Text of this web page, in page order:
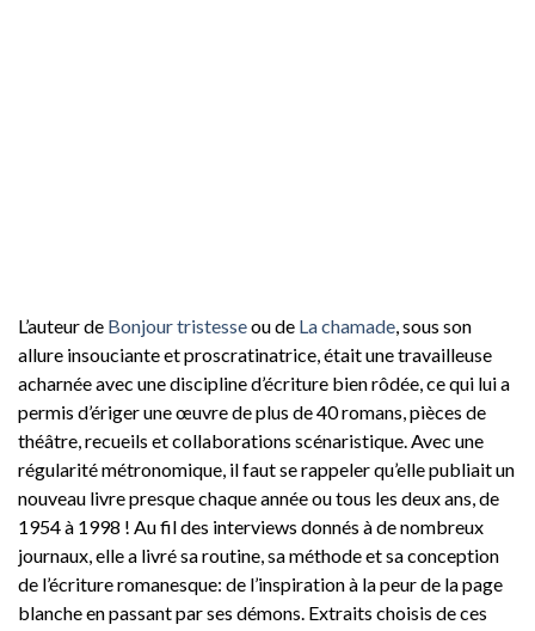
L’auteur de Bonjour tristesseou de La chamade , sous son
allure insouciante et proscratinatrice, était une travailleuse
acharnée avec une discipline d’écriture bien rôdée, ce qui lui a
permis d’ériger une œuvre de plus de 40 romans, pièces de
théâtre, recueils et collaborations scénaristique. Avec une
régularité métronomique, il faut se rappeler qu’elle publiait un
nouveau livre presque chaque année ou tous les deux ans, de
1954 à 1998 ! Au fil des interviews donnés à de nombreux
journaux, elle a livré sa routine, sa méthode et sa conception
de l’écriture romanesque: de l’inspiration à la peur de la page
blanche en passant par ses démons. Extraits choisis de ces